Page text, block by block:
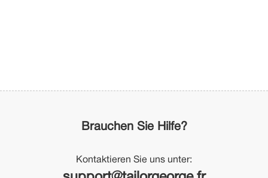
Brauchen Sie Hilfe?
Kontaktieren Sie uns unter: